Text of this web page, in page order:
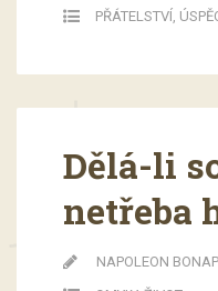
PŘÁTELSTVÍ,
Dělá-li
netřeba
NAPOLEON